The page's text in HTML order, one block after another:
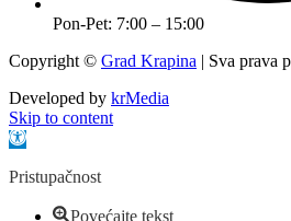
Pon-Pet: 7:00 – 15:00
Copyright © Grad Krapina | Sva prava
Developed by krMedia
Skip to content
Open toolbar
Pristupačnost
Povećajte tekst